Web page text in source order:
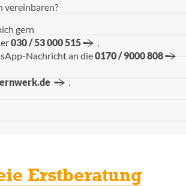
vereinbaren?
gern
030 / 53 000 515
,
Nachricht an die0170 / 9000 808
.
Erstberatung